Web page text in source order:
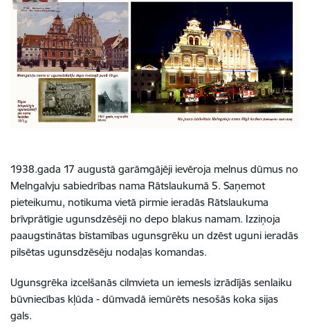
1938.gada 17 augustā garāmgājēji ievēroja melnus dūmus no
Melngalvju sabiedrības nama Rātslaukumā 5. Saņemot
pieteikumu, notikuma vietā pirmie ieradās Rātslaukuma
brīvprātīgie ugunsdzēsēji no depo blakus namam. Izziņoja
paaugstinātas bīstamības ugunsgrēku un dzēst uguni ieradās
pilsētas ugunsdzēsēju nodaļas komandas.
Ugunsgrēka izcelšanās cilmvieta un iemesls izrādījās senlaiku
būvniecības kļūda - dūmvadā iemūrēts nesošās koka sijas
gals.